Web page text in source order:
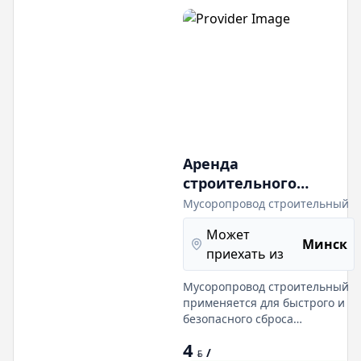
ограждения строительные
Аренда
строительного
мусоропровода
(мусоросброс)
Мусоропровод строительный
Может
приехать из
Минск
Мусоропровод строительный
применяется для быстрого и
безопасного сброса
строительных работ,
4 BYN /